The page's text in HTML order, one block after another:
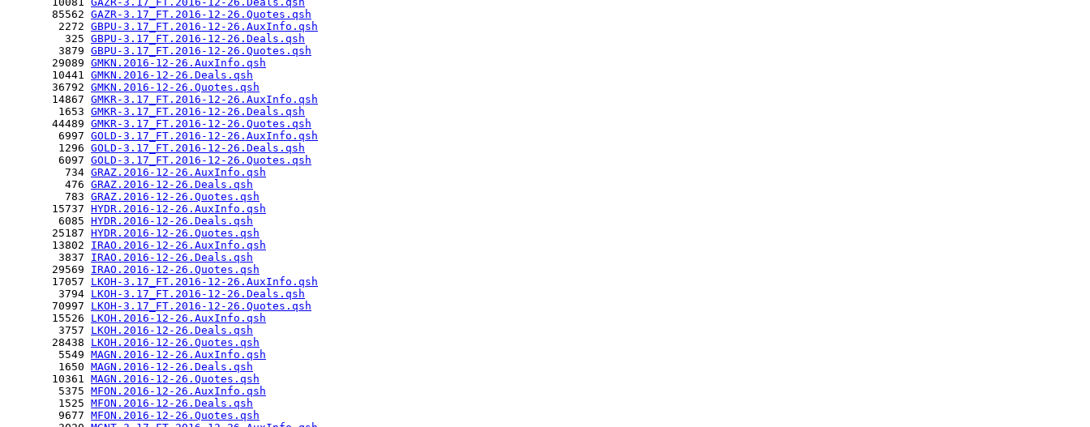
       85562
GAZR-3.17_FT.2016-12-26.Quotes.qsh
        2272
GBPU-3.17_FT.2016-12-26.AuxInfo.qsh
         325
GBPU-3.17_FT.2016-12-26.Deals.qsh
        3879
GBPU-3.17_FT.2016-12-26.Quotes.qsh
       29089
GMKN.2016-12-26.AuxInfo.qsh
       10441
GMKN.2016-12-26.Deals.qsh
       36792
GMKN.2016-12-26.Quotes.qsh
       14867
GMKR-3.17_FT.2016-12-26.AuxInfo.qsh
        1653
GMKR-3.17_FT.2016-12-26.Deals.qsh
       44489
GMKR-3.17_FT.2016-12-26.Quotes.qsh
        6997
GOLD-3.17_FT.2016-12-26.AuxInfo.qsh
        1296
GOLD-3.17_FT.2016-12-26.Deals.qsh
        6097
GOLD-3.17_FT.2016-12-26.Quotes.qsh
         734
GRAZ.2016-12-26.AuxInfo.qsh
         476
GRAZ.2016-12-26.Deals.qsh
         783
GRAZ.2016-12-26.Quotes.qsh
       15737
HYDR.2016-12-26.AuxInfo.qsh
        6085
HYDR.2016-12-26.Deals.qsh
       25187
HYDR.2016-12-26.Quotes.qsh
       13802
IRAO.2016-12-26.AuxInfo.qsh
        3837
IRAO.2016-12-26.Deals.qsh
       29569
IRAO.2016-12-26.Quotes.qsh
       17057
LKOH-3.17_FT.2016-12-26.AuxInfo.qsh
        3794
LKOH-3.17_FT.2016-12-26.Deals.qsh
       70997
LKOH-3.17_FT.2016-12-26.Quotes.qsh
       15526
LKOH.2016-12-26.AuxInfo.qsh
        3757
LKOH.2016-12-26.Deals.qsh
       28438
LKOH.2016-12-26.Quotes.qsh
        5549
MAGN.2016-12-26.AuxInfo.qsh
        1650
MAGN.2016-12-26.Deals.qsh
       10361
MAGN.2016-12-26.Quotes.qsh
        5375
MFON.2016-12-26.AuxInfo.qsh
        1525
MFON.2016-12-26.Deals.qsh
        9677
MFON.2016-12-26.Quotes.qsh